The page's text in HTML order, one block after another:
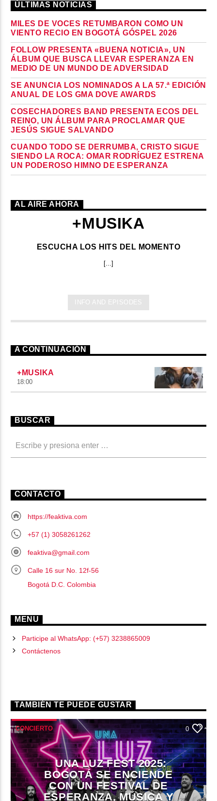
ÚLTIMAS NOTICIAS
MILES DE VOCES RETUMBARON COMO UN
VIENTO RECIO EN BOGOTÁ GÓSPEL 2026
FOLLOW PRESENTA «BUENA NOTICIA», UN
ÁLBUM QUE BUSCA LLEVAR ESPERANZA EN
MEDIO DE UN MUNDO DE ADVERSIDAD
SE ANUNCIA LOS NOMINADOS A LA 57.ª EDICIÓN
ANUAL DE LOS GMA DOVE AWARDS
COSECHADORES BAND PRESENTA ECOS DEL
REINO, UN ÁLBUM PARA PROCLAMAR QUE
JESÚS SIGUE SALVANDO
CUANDO TODO SE DERRUMBA, CRISTO SIGUE
SIENDO LA ROCA: OMAR RODRÍGUEZ ESTRENA
UN PODEROSO HIMNO DE ESPERANZA
AL AIRE AHORA
+MUSIKA
ESCUCHA LOS HITS DEL MOMENTO
[...]
INFO AND EPISODES
A CONTINUACIÓN
+MUSIKA
18:00
BUSCAR
CONTACTO
https://feaktiva.com
+57 (1) 3058261262
feaktiva@gmail.com
Calle 16 sur No. 12f-56
Bogotá D.C. Colombia
MENU
Participe al WhatsApp: (+57) 3238865009
Contáctenos
TAMBIÉN TE PUEDE GUSTAR
CONCIERTO 0
UNA LUZ FEST 2025:
BOGOTÁ SE ENCIENDE
CON UN FESTIVAL DE
ESPERANZA, MÚSICA Y